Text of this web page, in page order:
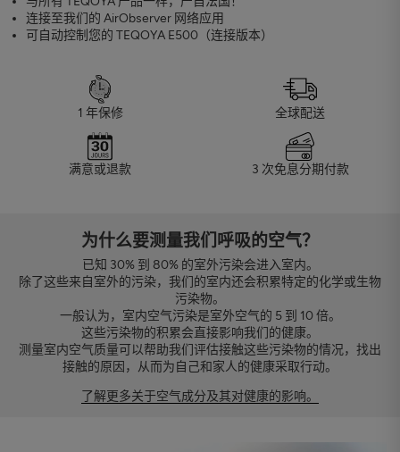
连接至我们的 AirObserver 网络应用
可自动控制您的 TEQOYA E500（连接版本）
1 年保修 全球配送
满意或退款 3 次免息分期付款
为什么要测量我们呼吸的空气？
已知 30% 到 80% 的室外污染会进入室内。
除了这些来自室外的污染，我们的室内还会积累特定的化学或生物
污染物。
一般认为，室内空气污染是室外空气的 5 到 10 倍。
这些污染物的积累会直接影响我们的健康。
测量室内空气质量可以帮助我们评估接触这些污染物的情况，找出
接触的原因，从而为自己和家人的健康采取行动。
了解更多关于空气成分及其对健康的影响。